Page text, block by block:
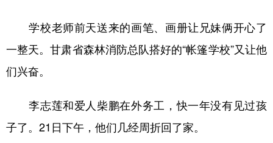
学校老师前天送来的画笔、画册让兄妹俩开心了
一整天。甘肃省森林消防总队搭好的“帐篷学校”又让他
们兴奋。
李志莲和爱人柴鹏在外务工，快一年没有见过孩
子了。21日下午，他们几经周折回了家。